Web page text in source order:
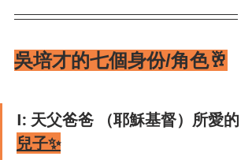
吳培才的七個身份/角色🥂
I: 天父爸爸 （耶穌基督）所愛的
兒子✨